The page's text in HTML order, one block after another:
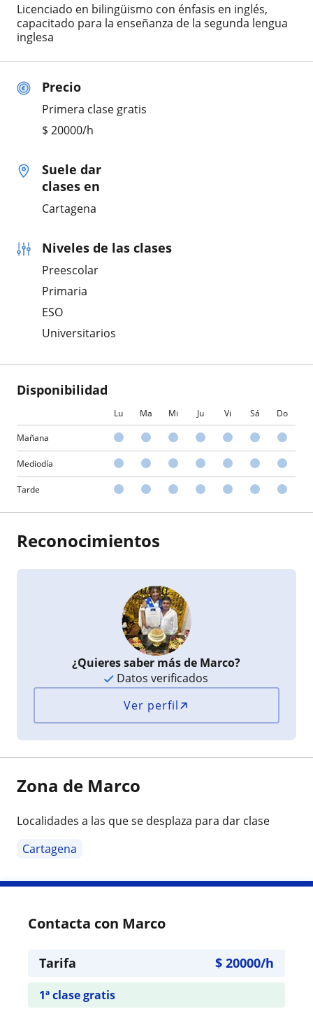
Precio
Primera clase gratis
$ 20000/h
Suele dar
clases en
Cartagena
Niveles de las clases
Preescolar
Primaria
ESO
Universitarios
Disponibilidad
Lu Ma Mi Ju Vi Sá Do
Mañana
Mediodía
Tarde
Licenciado en bilingüismo con énfasis en inglés,
capacitado para la enseñanza de la segunda lengua
inglesa
Reconocimientos
¿Quieres saber más de Marco?
Datos verificados
Ver perfil
Zona de Marco
Localidades a las que se desplaza para dar clase
Cartagena
Contacta con Marco
Tarifa $ 20000/h
1ª clase gratis